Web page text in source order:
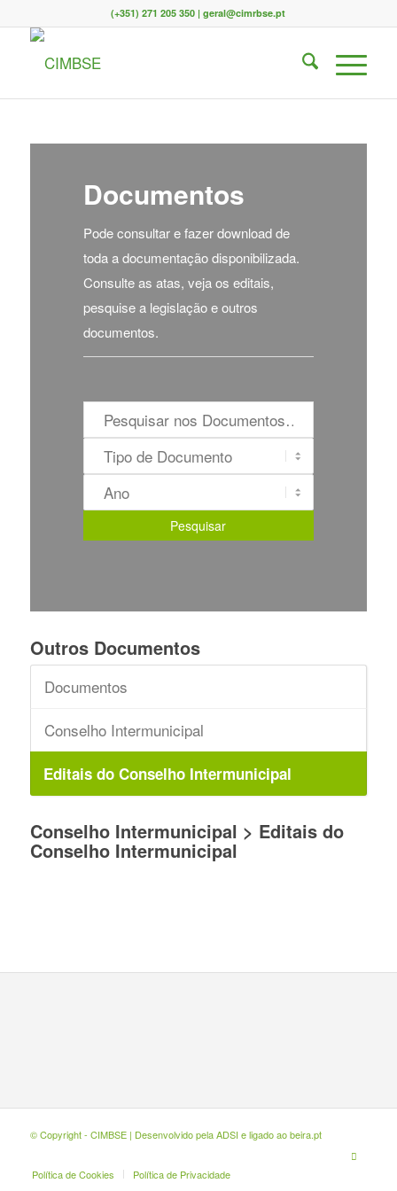
(+351) 271 205 350 | geral@cimrbse.pt
Documentos
Pode consultar e fazer download de
toda a documentação disponibilizada.
Consulte as atas, veja os editais,
pesquise a legislação e outros
documentos.
Outros Documentos
Documentos
Conselho Intermunicipal
Editais do Conselho Intermunicipal
Conselho Intermunicipal > Editais do
Conselho Intermunicipal
© Copyright - CIMBSE | Desenvolvido pelaADSI e ligado aobeira.pt
Política de Cookies Política de Privacidade